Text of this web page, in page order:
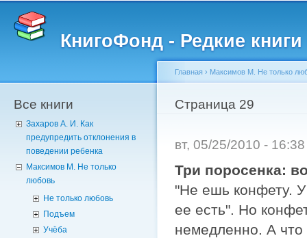
КнигоФонд - Редкие
Все книги
Захаров А. И. Как
предупредить отклонения в
поведении ребенка
Максимов М. Не только
любовь
Не только любовь
Подъем
Учёба
Вы здесь
Главная › Максимов М. Не только
Страница 29
вт, 05/25/2010 -
Три поросенка:
"Не ешь конфету.
ее есть". Но
немедленно. А что